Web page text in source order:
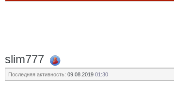
slim777
Последняя активность: 09.08.2019 01:30